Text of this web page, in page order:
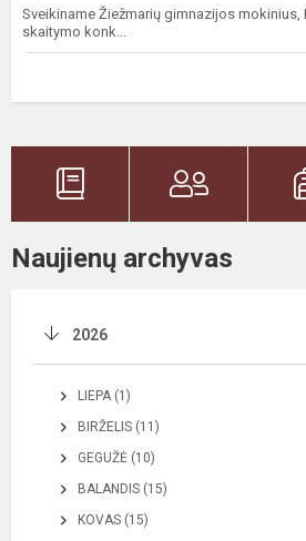
Sveikiname Žiežmarių gimnazijos
skaitymo konk...
Naujienų archyvas
2026
LIEPA (1)
BIRŽELIS (11)
GEGUŽĖ (10)
BALANDIS (15)
KOVAS (15)